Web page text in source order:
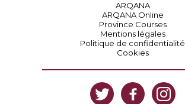
ARQANA
ARQANA Online
Province Courses
Mentions légales
Politique de confidentialité
Cookies